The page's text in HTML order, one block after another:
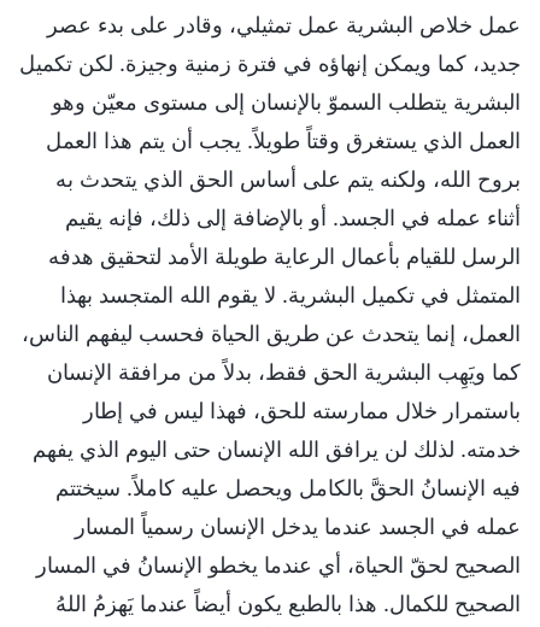
عمل خلاص البشرية عمل تمثيلي، وقادر على بدء عصر
جديد، كما ويمكن إنهاؤه في فترة زمنية وجيزة. لكن تكميل
البشرية يتطلب السموّ بالإنسان إلى مستوى معيّن وهو
العمل الذي يستغرق وقتاً طويلاً. يجب أن يتم هذا العمل
بروح الله، ولكنه يتم على أساس الحق الذي يتحدث به
أثناء عمله في الجسد. أو بالإضافة إلى ذلك، فإنه يقيم
الرسل للقيام بأعمال الرعاية طويلة الأمد لتحقيق هدفه
المتمثل في تكميل البشرية. لا يقوم الله المتجسد بهذا
العمل، إنما يتحدث عن طريق الحياة فحسب ليفهم الناس،
كما ويَهِب البشرية الحق فقط، بدلاً من مرافقة الإنسان
باستمرار خلال ممارسته للحق، فهذا ليس في إطار
خدمته. لذلك لن يرافق الله الإنسان حتى اليوم الذي يفهم
فيه الإنسانُ الحقَّ بالكامل ويحصل عليه كاملاً. سيختتم
عمله في الجسد عندما يدخل الإنسان رسمياً المسار
الصحيح لحقّ الحياة، أي عندما يخطو الإنسانُ في المسار
الصحيح للكمال. هذا بالطبع يكون أيضاً عندما يَهزمُ اللهُ